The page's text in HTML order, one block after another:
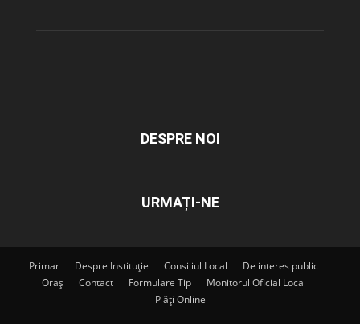
DESPRE NOI
URMAȚI-NE
Primar Despre Instituție Consiliul Local
De interes public
Oraș
Contact Formulare Tip
Monitorul Oficial Local
Plăți Online